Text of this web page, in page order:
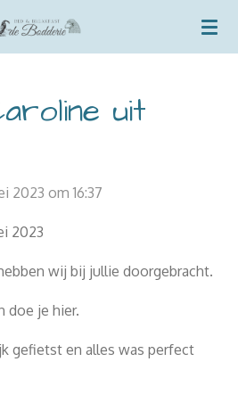
uit
2023 om 16:37
2023
wij bij jullie doorgebracht.
doe je hier.
gefietst en alles was perfect